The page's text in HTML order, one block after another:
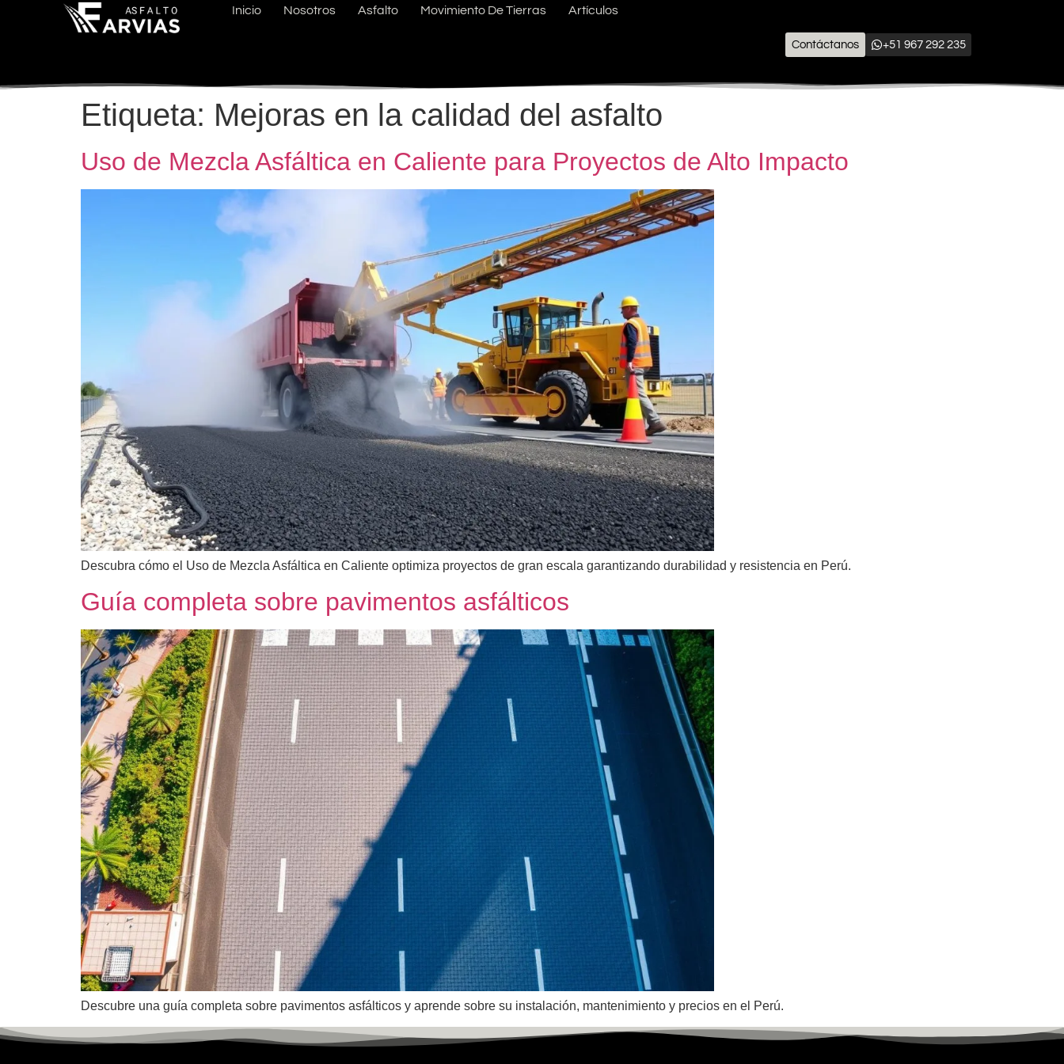
Inicio Nosotros Asfalto Movimiento De Tierras Artículos
Contáctanos +51 967 292 235
Etiqueta: Mejoras en la calidad del asfalto
Uso de Mezcla Asfáltica en Caliente para Proyectos de Alto Impacto
Descubra cómo el Uso de Mezcla Asfáltica en Caliente optimiza proyectos de gran escala garantizando durabilidad y resistencia en Perú.
Guía completa sobre pavimentos asfálticos
Descubre una guía completa sobre pavimentos asfálticos y aprende sobre su instalación, mantenimiento y precios en el Perú.